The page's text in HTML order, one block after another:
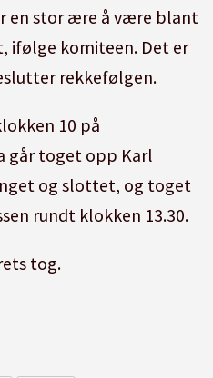
en stor ære å være blant
ifølge komiteen. Det er
rekkefølgen.
10 på
går toget opp Karl
og slottet, og toget
rundt klokken 13.30.
tog.